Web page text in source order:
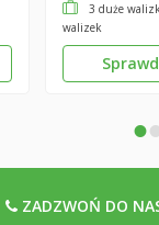
3 duże
walizek
•
ZADZWOŃ DO